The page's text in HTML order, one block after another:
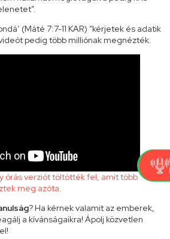
(Máté 7:7-11 KAR) “kérjetek és adatik
pedig több milliónak megnézték.
órás verziót töltötték fel, amit több
meg azóta.
? Ha kérnek valamit az emberek,
a kívánságaikra! Ápolj közvetlen